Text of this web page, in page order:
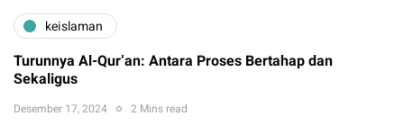
keislaman
Turunnya Al-Qur’an: Antara Proses Bertahap dan
Sekaligus
Desember 17, 2024 2 Mins read